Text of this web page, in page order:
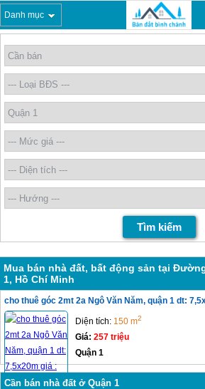
Danh mục
Mua bán nhà đất, bất động sản tại
1, Hồ Chí Minh
cho thuê góc 2mt 2a Ngô Văn Năm, quận 1 dt:
Diện tích: 150 m2
Giá: 257 triệu
Quận 1
Cần bán nhà đất ở Quận 1